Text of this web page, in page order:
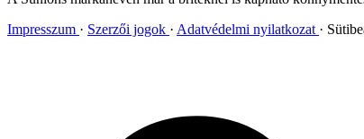
Impresszum
Szerzői jogok Adatvédelmi nyilatkozat